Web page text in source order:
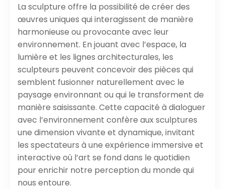
La sculpture offre la possibilité de créer des
œuvres uniques qui interagissent de manière
harmonieuse ou provocante avec leur
environnement. En jouant avec l’espace, la
lumière et les lignes architecturales, les
sculpteurs peuvent concevoir des pièces qui
semblent fusionner naturellement avec le
paysage environnant ou qui le transforment de
manière saisissante. Cette capacité à dialoguer
avec l’environnement confère aux sculptures
une dimension vivante et dynamique, invitant
les spectateurs à une expérience immersive et
interactive où l’art se fond dans le quotidien
pour enrichir notre perception du monde qui
nous entoure.